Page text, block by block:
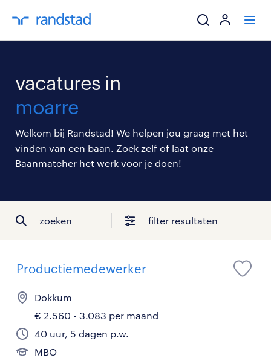
mijn carrière
over randstad
vacatures in
moarre
Welkom bij Randstad! We helpen jou graag met het
vinden van een baan. Zoek zelf of laat onze
Baanmatcher het werk voor je doen!
zoeken filter resultaten
Productiemedewerker
Dokkum
€ 2.560 - 3.083 per maand
40 uur, 5 dagen p.w.
MBO